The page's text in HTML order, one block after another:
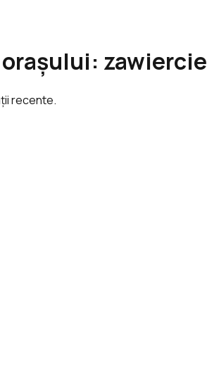
zawiercie
recente.